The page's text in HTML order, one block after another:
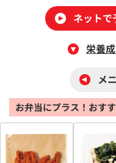
ネットで
栄養
メ
お弁当にプラス！おす